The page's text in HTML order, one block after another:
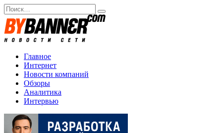
Перейти
к
содержанию
Search
for:
Главное
Интернет
Новости компаний
Обзоры
Аналитика
Интервью